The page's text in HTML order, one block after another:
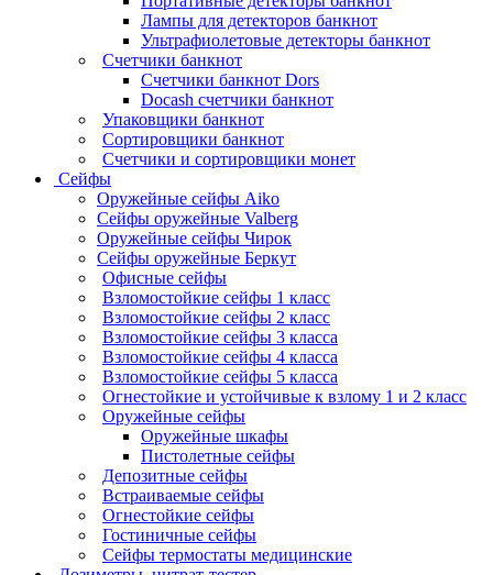
Лампы для детекторов банкнот
Ультрафиолетовые детекторы банкнот
Счетчики банкнот
Счетчики банкнот Dors
Docash счетчики банкнот
Упаковщики банкнот
Сортировщики банкнот
Счетчики и сортировщики монет
Сейфы
Оружейные сейфы Aiko
Сейфы оружейные Valberg
Оружейные сейфы Чирок
Сейфы оружейные Беркут
Офисные сейфы
Взломостойкие сейфы 1 класс
Взломостойкие сейфы 2 класс
Взломостойкие сейфы 3 класса
Взломостойкие сейфы 4 класса
Взломостойкие сейфы 5 класса
Огнестойкие и устойчивые к взлому 1 и 2 класс
Оружейные сейфы
Оружейные шкафы
Пистолетные сейфы
Депозитные сейфы
Встраиваемые сейфы
Огнестойкие сейфы
Гостиничные сейфы
Сейфы термостаты медицинские